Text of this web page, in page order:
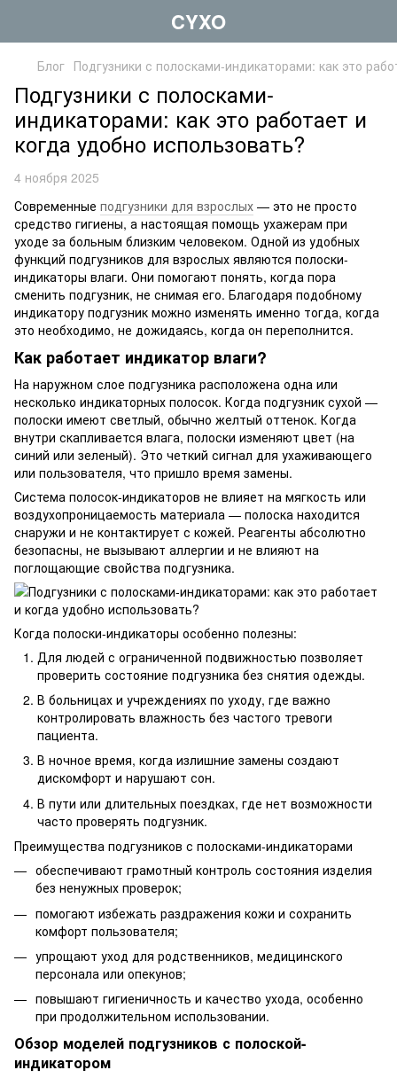
CYXO
Блог Подгузники с полосками-индикаторами: как это
Подгузники с полосками-
индикаторами: как это работает и
когда удобно использовать?
4 ноября 2025
Современные подгузники для взрослых — это не просто
средство гигиены, а настоящая помощь ухажерам при
уходе за больным близким человеком. Одной из удобных
функций подгузников для взрослых являются полоски-
индикаторы влаги. Они помогают понять, когда пора
сменить подгузник, не снимая его. Благодаря подобному
индикатору подгузник можно изменять именно тогда, когда
это необходимо, не дожидаясь, когда он переполнится.
Как работает индикатор влаги?
На наружном слое подгузника расположена одна или
несколько индикаторных полосок. Когда подгузник сухой —
полоски имеют светлый, обычно желтый оттенок. Когда
внутри скапливается влага, полоски изменяют цвет (на
синий или зеленый). Это четкий сигнал для ухаживающего
или пользователя, что пришло время замены.
Система полосок-индикаторов не влияет на мягкость или
воздухопроницаемость материала — полоска находится
снаружи и не контактирует с кожей. Реагенты абсолютно
безопасны, не вызывают аллергии и не влияют на
поглощающие свойства подгузника.
Когда полоски-индикаторы особенно полезны:
Для людей с ограниченной подвижностью позволяет
проверить состояние подгузника без снятия одежды.
В больницах и учреждениях по уходу, где важно
контролировать влажность без частого тревоги
пациента.
В ночное время, когда излишние замены создают
дискомфорт и нарушают сон.
В пути или длительных поездках, где нет возможности
часто проверять подгузник.
Преимущества подгузников с полосками-индикаторами
обеспечивают грамотный контроль состояния изделия
без ненужных проверок;
помогают избежать раздражения кожи и сохранить
комфорт пользователя;
упрощают уход для родственников, медицинского
персонала или опекунов;
повышают гигиеничность и качество ухода, особенно
при продолжительном использовании.
Обзор моделей подгузников с полоской-
индикатором